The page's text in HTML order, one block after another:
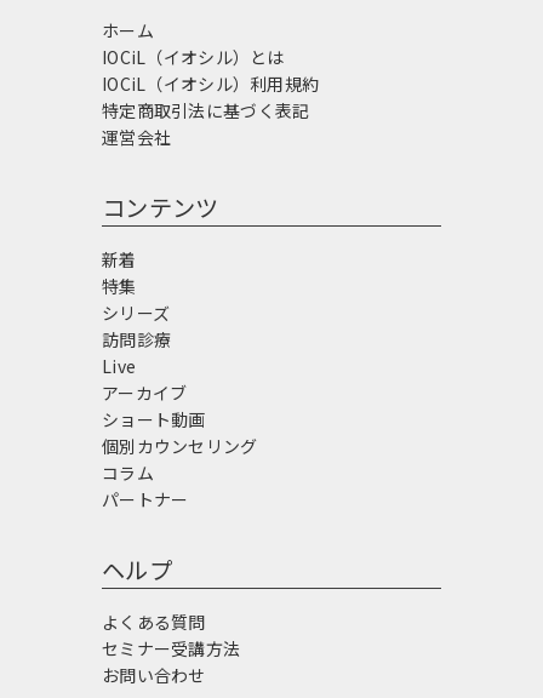
ホーム
IOCiL（イオシル）とは
IOCiL（イオシル）利用規約
特定商取引法に基づく表記
運営会社
コンテンツ
新着
特集
シリーズ
訪問診療
Live
アーカイブ
ショート動画
個別カウンセリング
コラム
パートナー
ヘルプ
よくある質問
セミナー受講方法
お問い合わせ